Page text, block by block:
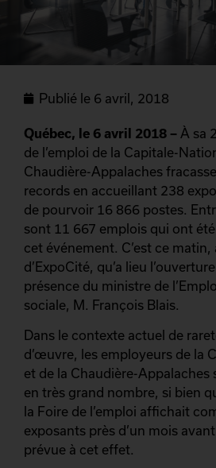
Publié le 6 avril, 2018
Québec, le 6 avril 2018 – À sa
de l’emploi de la Capitale-
Chaudière-Appalaches
records en accueillant 238
de pourvoir 16 866 postes.
sont 11 667 emplois qui ont
cet événement. C’est ce
d’ExpoCité, qu’a lieu
présence du ministre de
sociale, M. François Blais.
Dans le contexte actuel de
d’œuvre, les employeurs de la
et de la Chaudière-Appalaches
en très grand nombre, si bien
la Foire de l’emploi affichait
exposants près d’un mois
prévue à cet effet.